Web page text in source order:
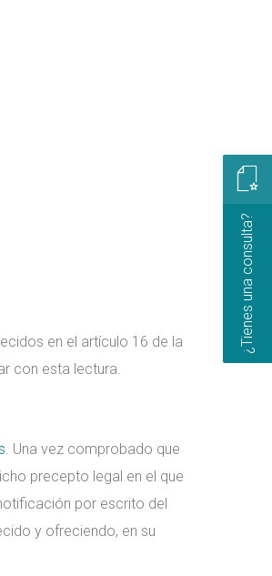
en el artículo 16 de la
con esta lectura.
. Una vez comprobado que
precepto legal en el que
por escrito del
y ofreciendo, en su
¿Tienes una consulta?